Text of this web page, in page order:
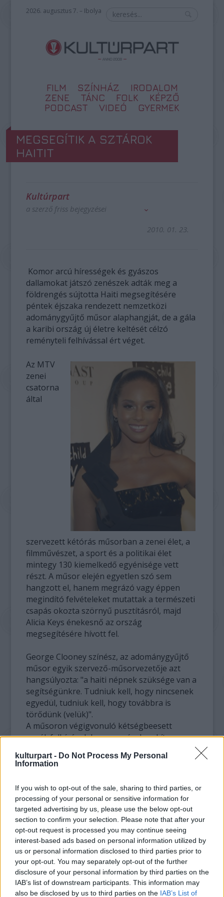
kulturpart - Do Not Process My Personal
Information
If you wish to opt-out of the sale, sharing to third parties, or
processing of your personal or sensitive information for
targeted advertising by us, please use the below opt-out
section to confirm your selection. Please note that after your
opt-out request is processed you may continue seeing
interest-based ads based on personal information utilized by
us or personal information disclosed to third parties prior to
your opt-out. You may separately opt-out of the further
disclosure of your personal information by third parties on the
IAB’s list of downstream participants. This information may
also be disclosed by us to third parties on the IAB’s List of
2026. augusztus 7. – Ibolya
FILM SZÍNHÁZ
IRODALOM
ZENE
TÁNC FOLK
KÉPZŐ
PODCAST
VIDEÓ GYERMEK
MEGSEGÍTIK A SZTÁROK
HAITIT
Kultúrpart
a szerző friss bejegyzései
2010. 01. 23.
Komor arcú hírességek és gyászos
dallamokat játszó zenészek adták meg a
földrengés sújtotta Haiti megsegítésére
péntek éjszaka rendezett nemzetközi
adománygyűjtő műsor alaphangját, de a gála
a karibi ország új életre keltését célzó
reményteli felhívással ért véget.
Az MTV
zenei
csatorna
által
szervezett kétórás műsorban a zenei élet, a
filmművészet, a sport és a politikai élet
mintegy 130 kiemelkedő egyénisége vett
részt. A műsor elején egyetlen szó sem
hangzott el, hanem megrázó vagy éppen
megindító felvételeket mutattak a természeti
csapás okozta szörnyű pusztításról, majd
Alicia Keys énekesnő az ország
megsegítésére hívott fel.
George Clooney színész, az adománygyűjtő
műsor egyik szervező-műsorvezetője azt
hangsúlyozta: "a haiti népnek szüksége van a
segítségünkre. Tudniuk kell, hogy nincsenek
egyedül, tudniuk kell, hogy továbbra is
törődünk (velük)".
A műsoron végigvonuló kétségbeesett
segélyfelhívások hangnemével szakítva
Wyclef Jean haiti származású énekes a végén
arra hívott fel, hogy elég a búslakodásból,
Az adományokat telefonon, SMS-ben, a
Facebook és a MySpace internetes közösségi
portálokon is el lehetett juttatni. A
telefonhívásokat mások mellett Mel Gibson,
Reese Witherspoon és Julia Roberts fogadta.
Az adományokat a Haitit támogató öt
segélyszervezetnek juttatják el. Szombattól
pedig 99 centért az egyes fellépők dalai is
letölthetők az iTunes segítségével, és az